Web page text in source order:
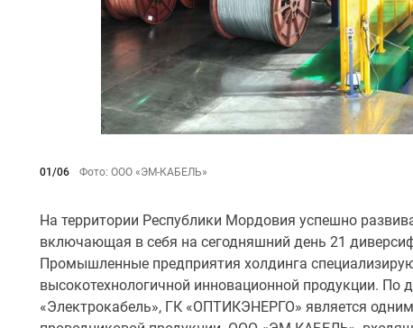
01/06 Фото: ООО «ЭМ-КАБЕЛЬ»
На территории Республики Мордовия успешно
включающая в себя на сегодняшний день 21
Промышленные предприятия холдинга
высокотехнологичной инновационной продукции.
«Электрокабель», ГК «ОПТИКЭНЕРГО» является